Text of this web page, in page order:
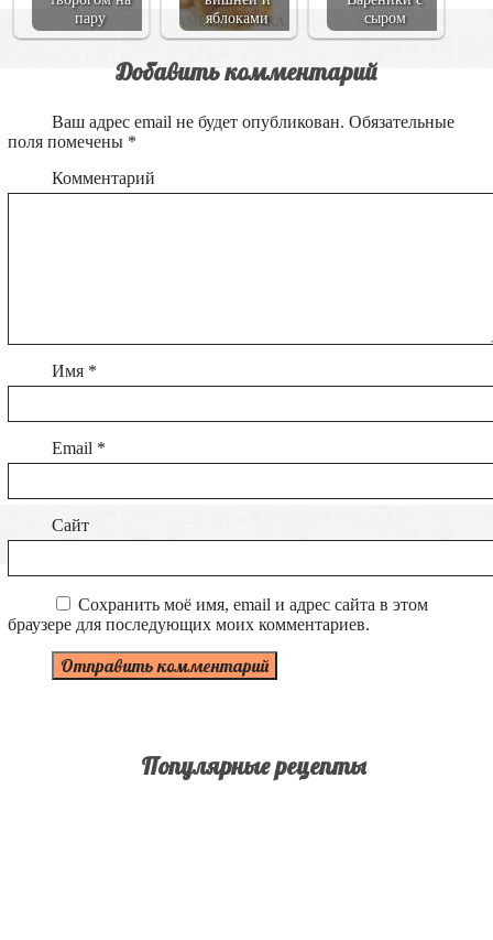
пару
яблоками
сыром
Добавить комментарий
Ваш адрес email не будет опубликован. Обязательные
поля помечены *
Комментарий
Имя *
Email *
Сайт
Сохранить моё имя, email и адрес сайта в этом
браузере для последующих моих комментариев.
Популярные рецепты